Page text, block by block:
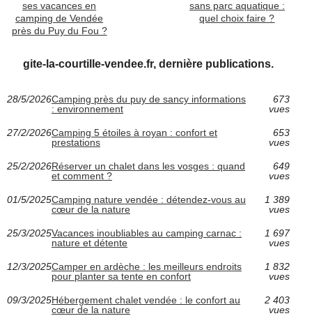
ses vacances en
camping de Vendée
près du Puy du Fou ?
sans parc aquatique :
quel choix faire ?
gite-la-courtille-vendee.fr, dernière publications.
28/5/2026Camping près du puy de sancy informations
: environnement
673
vues
27/2/2026Camping 5 étoiles à royan : confort et
prestations
653
vues
25/2/2026Réserver un chalet dans les vosges : quand
et comment ?
649
vues
01/5/2025Camping nature vendée : détendez-vous au
cœur de la nature
1 389
vues
25/3/2025Vacances inoubliables au camping carnac :
nature et détente
1 697
vues
12/3/2025Camper en ardèche : les meilleurs endroits
pour planter sa tente en confort
1 832
vues
09/3/2025Hébergement chalet vendée : le confort au
cœur de la nature
2 403
vues